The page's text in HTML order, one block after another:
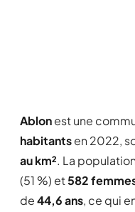
Ablonest une
habitantsen 2022,
au km². La
(51 %) et582
de44,6 ans, ce qui